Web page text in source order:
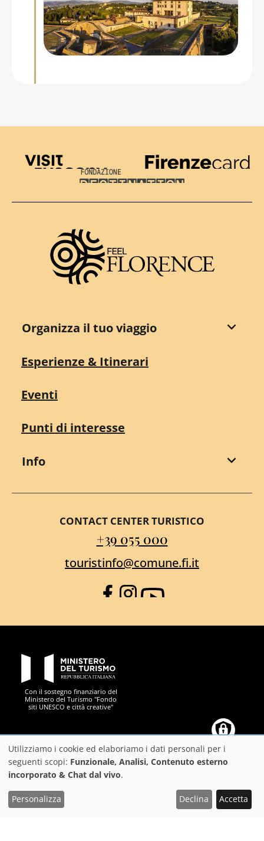
Visit Tuscany
Firenze Card
Destination Florence
Organizza il tuo viaggio
Esperienze & Itinerari
Eventi
Punti di interesse
Info
CONTACT CENTER TURISTICO
+39 055 000
touristinfo@comune.fi.it
Facebook
Instagram
YouTube
Con il sostegno finanziario del
Ministero del Turismo "Fondo
siti UNESCO e città creative"
Città Metropolitana
https://play.google.com/store/apps/details?
id=it.silfi.feelflorence
https://apps.apple.com/it/app/
Scarica l'App FeelFlorence per organizzare al meglio
Utilizzo
dei
dati
Utilizziamo i cookie ed elaboriamo i dati personali per i
seguenti scopi: Funzionale, Analisi, Contenuto esterno
incorporato & Chat dal vivo.
Personalizza Declina Accetta